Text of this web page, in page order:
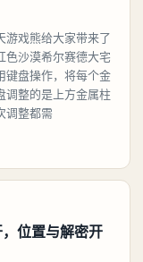
游戏熊给大家带来了
色沙漠希尔赛德大宅
键盘操作，将每个金
调整的是上方金属柱
调整都需
位置与解密开